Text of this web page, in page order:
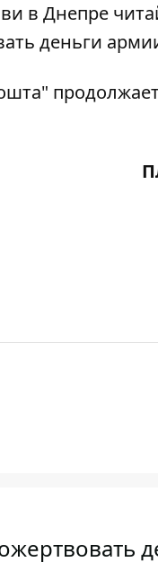
в Днепре
деньги